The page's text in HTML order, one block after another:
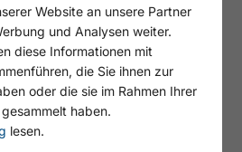
Website an unsere Partner
und Analysen weiter.
diese Informationen mit
die Sie ihnen zur
oder die sie im Rahmen Ihrer
haben.
lesen.